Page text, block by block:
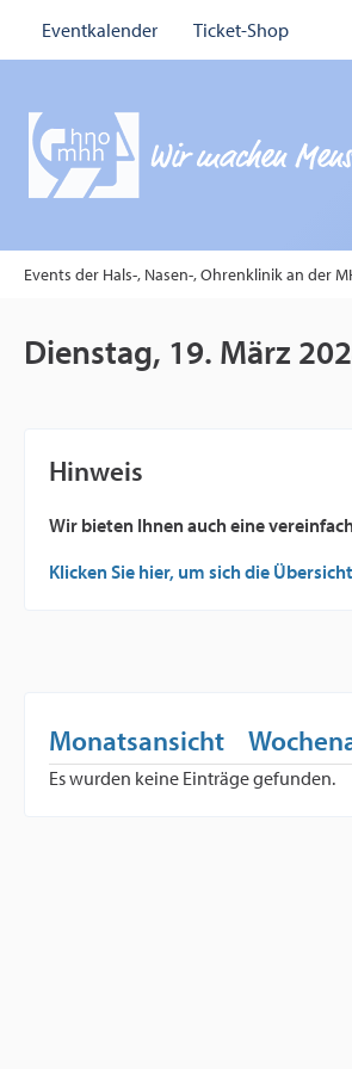
Eventkalender Ticket-Shop
Events der Hals-, Nasen-, Ohrenklinik an der
Dienstag, 19. März
Hinweis
Wir bieten Ihnen auch eine
Klicken Sie hier, um sich die
Monatsansicht
Es wurden keine Einträge gefunden.